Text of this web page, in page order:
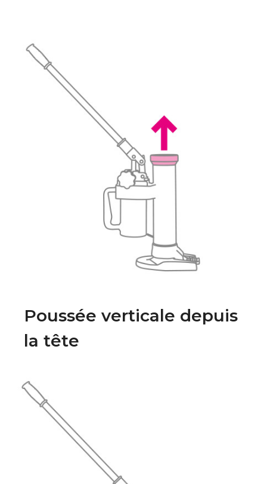
Poussée verticale depuis
la tête